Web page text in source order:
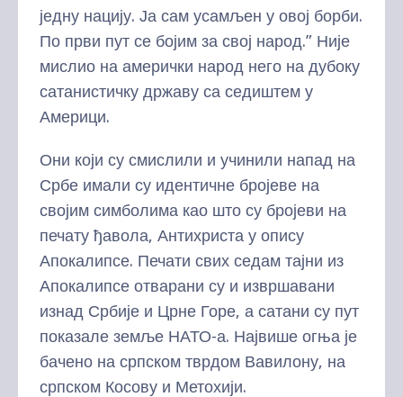
једну нацију. Ја сам усамљен у овој борби.
По први пут се бојим за свој народ.” Није
мислио на амерички народ него на дубоку
сатанистичку државу са седиштем у
Америци.
Они који су смислили и учинили напад на
Србе имали су идентичне бројеве на
својим симболима као што су бројеви на
печату ђавола, Антихриста у опису
Апокалипсе. Печати свих седам тајни из
Апокалипсе отварани су и извршавани
изнад Србије и Црне Горе, а сатани су пут
показале земље НАТО-а. Највише огња је
бачено на српском тврдом Вавилону, на
српском Косову и Метохији.